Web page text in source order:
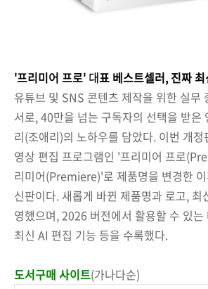
'프리미어 프로' 대표 베스트셀러, 진짜
유튜브 및 SNS 콘텐츠 제작을 위한 실무
서로, 40만을 넘는 구독자의 선택을 받은
리(조애리)의 노하우를 담았다. 이번 개
영상 편집 프로그램인 '프리미어 프로
리미어(Premiere)'로 제품명을 변경한
신판이다. 새롭게 바뀐 제품명과 로고, 최
영했으며, 2026 버전에서 활용할 수 있는
최신 AI 편집 기능 등을 수록했다.
도서구매 사이트(가나다순)